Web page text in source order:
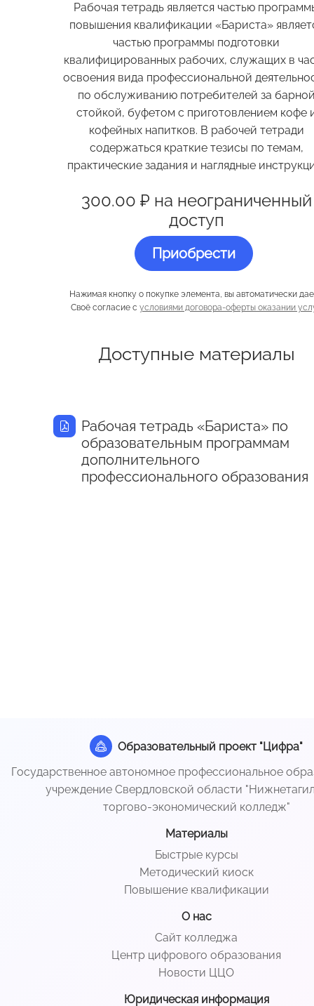
Рабочая тетрадь является частью
повышения квалификации «Бариста»
частью программы подготовки
квалифицированных рабочих, служащих в
освоения вида профессиональной
по обслуживанию потребителей за
стойкой, буфетом с приготовлением кофе
кофейных напитков. В рабочей тетради
содержаться краткие тезисы по темам,
практические задания и наглядные
300.00 ₽ на неограниченный
доступ
Приобрести
Нажимая кнопку о покупке элемента, вы автоматически
Своё согласие с условиями договора-оферты оказании
Доступные материалы
Рабочая тетрадь «Бариста» по
образовательным программам
дополнительного
профессионального образования
Материалы
Быстрые курсы
Методический киоск
Повышение квалификации
О нас
Сайт колледжа
Центр цифрового образования
Новости ЦЦО
Юридическая информация
Образовательный проект "Цифра"
Государственное автономное профессиональное
учреждение Свердловской области
торгово-экономический колледж"